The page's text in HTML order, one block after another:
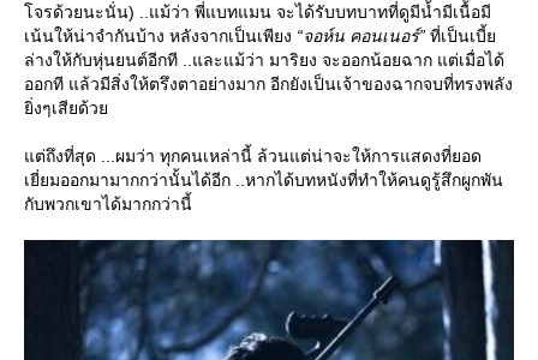
จรด้วยนะนั่น) ..แม้ว่า พี่แบทแมน จะได้รับบทบาทที่ดูมีน้ำมีเนื้อมี
เน้นให้น่าจำกันบ้าง หลังจากเป็นเพียง “จอห์น คอนเนอร์” ที่เป็นเบี้
ล่างให้กับหุ่นยนต์อีกที ..และแม้ว่า มาริยง จะออกน้อยฉาก แต่เมื่อได้
ออกที แล้วมีสิ่งให้ตรึงตาอย่างมาก อีกยังเป็นเจ้าของฉากจบที่ทรงพลัง
ิ่งๆเสียด้ว
ต่ถึงที่สุด ...ผมว่า ทุกคนเหล่านี้ ล้วนแต่น่าจะให้การแสดงที่ยอด
เยี่ยมออกมามากกว่านั้นได้อีก ..หากได้บทหนังที่ทำให้คนดูรู้สึกผูกพัน
กับพวกเขาได้มากกว่านี้